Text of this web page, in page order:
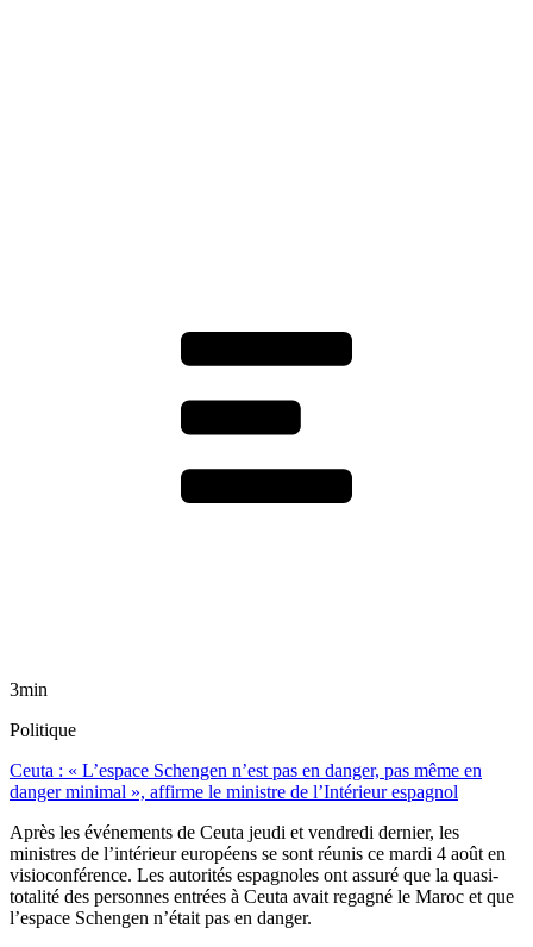
3min
Politique
Ceuta : « L’espace Schengen n’est pas en danger, pas même en
danger minimal », affirme le ministre de l’Intérieur espagnol
Après les événements de Ceuta jeudi et vendredi dernier, les
ministres de l’intérieur européens se sont réunis ce mardi 4 août en
visioconférence. Les autorités espagnoles ont assuré que la quasi-
totalité des personnes entrées à Ceuta avait regagné le Maroc et que
l’espace Schengen n’était pas en danger.